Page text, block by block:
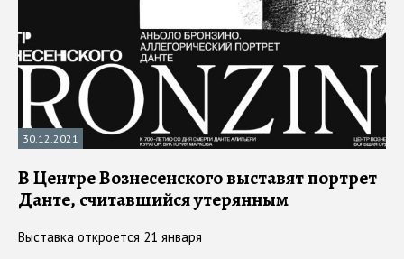
30.12.2021
В Центре Вознесенского выставят портрет
Данте, считавшийся утерянным
Выставка откроется 21 января